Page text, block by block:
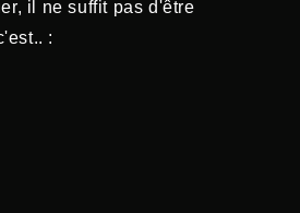
il ne suffit pas d'être
: